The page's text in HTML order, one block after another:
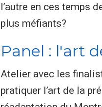
l’autre en ces temps
plus méfiants?
Panel : l'art
Atelier avec les
pratiquer l’art de la